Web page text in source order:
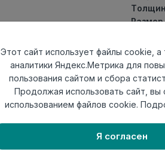
Размер
Теплый
Страна
Этот сайт использует файлы cookie,
аналитики Яндекс.Метрика для
пользования сайтом и сбора
Продолжая использовать сайт, вы
использованием файлов cookie.
Я согласен